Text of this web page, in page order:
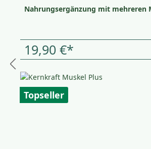
Nahrungsergänzung mit
19,90 €*
Topseller